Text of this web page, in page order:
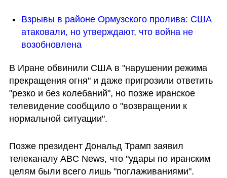
Взрывы в районе Ормузского пролива: США
атаковали, но утверждают, что война не
возобновлена
В Иране обвинили США в "нарушении режима
прекращения огня" и даже пригрозили ответить
"резко и без колебаний", но позже иранское
телевидение сообщило о "возвращении к
нормальной ситуации".
Позже президент Дональд Трамп заявил
телеканалу ABC News, что "удары по иранским
целям были всего лишь "поглаживаниями".